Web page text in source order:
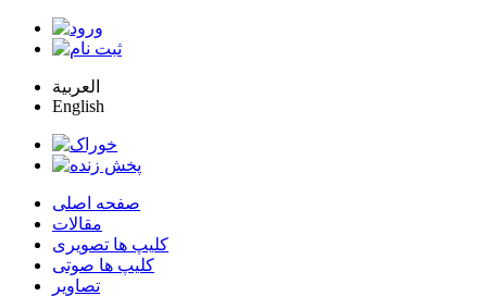
العربية
English
صفحه اصلی
مقالات
کلیپ ها تصویری
کلیپ ها صوتی
تصاویر